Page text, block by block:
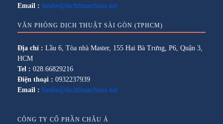
Email : lienhe@dichthuatchaua.net
VĂN PHÒNG DỊCH THUẬT SÀI GÒN (TPHCM)
Địa chỉ : Lầu 6, Tòa nhà Master, 155 Hai Bà Trưng, P6, Quận 3,
HCM
Tel : 028.66829216
Điện thoại : 0932237939
Email : lienhe@dichthuatchaua.net
CÔNG TY CỔ PHẦN CHÂU Á